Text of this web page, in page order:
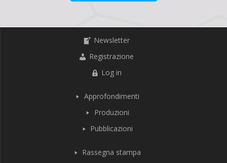
Newsletter
Registrazione
Log in
Approfondimenti
Produzioni
Pubblicazioni
Rassegna stampa